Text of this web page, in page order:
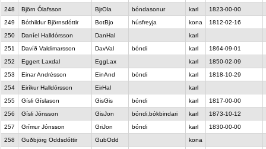
248
Björn Ólafsson BjrOla bóndasonur karl
1823-00-00
249
Bóthildur Björnsdóttir BotBjo húsfreyja kona
1812-02-16
250
Daníel Halldórsson DanHal
karl
251
Davíð Valdimarsson DavVal bóndi karl
1864-09-01
252
Eggert Laxdal EggLax karl
1850-02-09
253
Einar Andrésson EinAnd bóndi karl
1818-10-29
254
Eiríkur Halldórsson EirHal
karl
255
Gísli Gíslason GisGis bóndi karl
1817-00-00
256
Gísli Jónsson GisJon bóndi,bókbindari karl
1873-10-12
257
Grímur Jónsson GriJon bóndi karl
1830-00-00
258
Guðbjörg Oddsdóttir GubOdd
kona